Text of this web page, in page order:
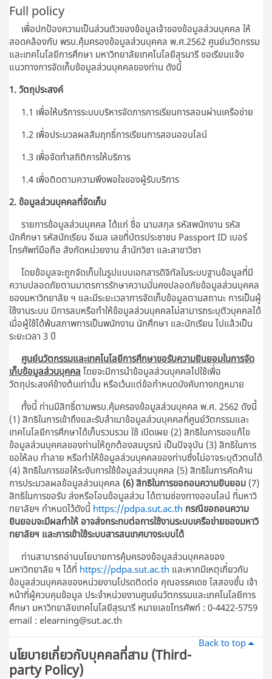
Full policy
เพื่อปกป้องความเป็นส่วนตัวของข้อมูลเจ้าของข้อมูลส่วนบุคคล ให้
สอดคล้องกับ พรบ.คุ้มครองข้อมูลส่วนบุคคล พ.ศ.2562 ศูนย์นวัตกรรม
และเทคโนโลยีการศึกษา มหาวิทยาลัยเทคโนโลยีสุรนารี ขอเรียนแจ้ง
แนวทางการจัดเก็บข้อมูลส่วนบุคคลของท่าน ดังนี้
1. วัตถุประสงค์
1.1 เพื่อให้บริการระบบบริหารจัดการการเรียนการสอนผ่านเครือข่าย
1.2 เพื่อประมวลผลสัมฤทธิ์การเรียนการสอนออนไลน์
1.3 เพื่อจัดทำสถิติการให้บริการ
1.4 เพื่อติดตามความพึงพอใจของผู้รับบริการ
2. ข้อมูลส่วนบุคคลที่จัดเก็บ
รายการข้อมูลส่วนบุคคล ได้แก่ ชื่อ นามสกุล รหัสพนักงาน รหัส
นักศึกษา รหัสนักเรียน อีเมล เลขที่บัตรประชาชน Passport ID เบอร์
โทรศัพท์มือถือ สังกัดหน่วยงาน สำนักวิชา และสาขาวิชา
โดยข้อมูลจะถูกจัดเก็บในรูปแบบเอกสารดิจิทัลในระบบฐานข้อมูลที่มี
ความปลอดภัยตามมาตรการรักษาความมั่นคงปลอดภัยข้อมูลส่วนบุคคล
ของมหาวิทยาลัย ฯ และมีระยะเวลาการจัดเก็บข้อมูลตามสถานะ การเป็นผู้
ใช้งานระบบ มีการลบหรือทำให้ข้อมูลส่วนบุคคลไม่สามารถระบุตัวบุคคลได้
เมื่อผู้ใช้ได้พ้นสภาพการเป็นพนักงาน นักศึกษา และนักเรียน ไปแล้วเป็น
ระยะเวลา 3 ปี
ศูนย์นวัตกรรมและเทคโนโลยีการศึกษาขอรับความยินยอมในการจัด
เก็บข้อมูลส่วนบุคคล โดยจะมีการนำข้อมูลส่วนบุคคลไปใช้เพื่อ
วัตถุประสงค์ข้างต้นเท่านั้น หรือเว้นแต่ข้อกำหนดบังคับทางกฎหมาย
ทั้งนี้ ท่านมีสิทธิ์ตามพรบ.คุ้มครองข้อมูลส่วนบุคคล พ.ศ. 2562 ดังนี้
(1) สิทธิในการเข้าถึงและรับสำเนาข้อมูลส่วนบุคคลที่ศูนย์วัตกรรมและ
เทคโนโลยีการศึกษาได้เก็บรวบรวม ใช้ เปิดเผย (2) สิทธิในการขอแก้ไข
ข้อมูลส่วนบุคคลของท่านให้ถูกต้องสมบูรณ์ เป็นปัจจุบัน (3) สิทธิในการ
ขอให้ลบ ทำลาย หรือทำให้ข้อมูลส่วนบุคคลของท่านซึ่งไม่อาจระบุตัวตนได้
(4) สิทธิในการขอให้ระงับการใช้ข้อมูลส่วนบุคคล (5) สิทธิในการคัดค้าน
การประมวลผลข้อมูลส่วนบุคคล (6) สิทธิในการขอถอนความยินยอม (7)
สิทธิในการขอรับ ส่งหรือโอนข้อมูลส่วน ได้ตามช่องทางออนไลน์ ที่มหาวิ
ทยาลัยฯ กำหนดไว้ดังนี้ https://pdpa.sut.ac.th กรณีขอถอนความ
ยินยอมจะมีผลทำให้ อาจส่งกระทบต่อการใช้งานระบบเครือข่ายของมหาวิ
ทยาลัยฯ และการเข้าใช้ระบบสารสนเทศบางระบบได้
ท่านสามารถอ่านนโยบายการคุ้มครองข้อมูลส่วนบุคคลของ
มหาวิทยาลัย ฯ ได้ที่ https://pdpa.sut.ac.th และหากมีเหตุเกี่ยวกับ
ข้อมูลส่วนบุคคลของหน่วยงานโปรดติดต่อ คุณอรรคเดช โสสองชั้น เจ้า
หน้าที่ผู้ควบคุมข้อมูล ประจําหน่วยงานศูนย์นวัตกรรมและเทคโนโลยีการ
ศึกษา มหาวิทยาลัยเทคโนโลยีสุรนารี หมายเลขโทรศัพท์ : 0-4422-5759
email : elearning@sut.ac.th
Back to top
นโยบายเกี่ยวกับบุคคลที่สาม (Third-
party Policy)